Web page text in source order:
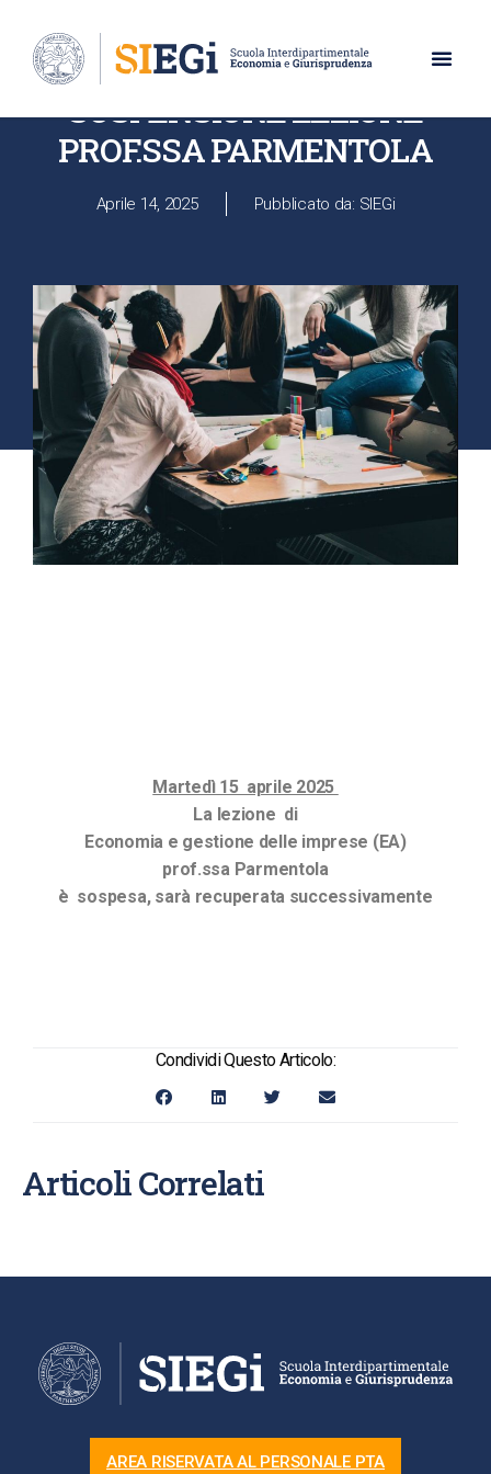
UNIVERSITÀ DEGLI STUDI DI NAPOLI PARTHENOPE
SOSPENSIONE LEZIONE
PROF.SSA PARMENTOLA
Aprile 14, 2025 Pubblicato da: SIEGi
Martedì 15 aprile 2025
La lezione di
Economia e gestione delle imprese (EA)
prof.ssa Parmentola
è sospesa, sarà recuperata successivamente
Condividi Questo Articolo:
Articoli Correlati
AREA RISERVATA AL PERSONALE PTA